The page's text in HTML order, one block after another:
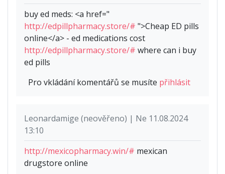
buy ed meds: <a href="
http://edpillpharmacy.store/# ">Cheap ED pills
online</a> - ed medications cost
http://edpillpharmacy.store/# where can i buy
ed pills
Pro vkládání komentářů se musíte přihlásit
Leonardamige (neověřeno) | Ne 11.08.2024
13:10
http://mexicopharmacy.win/# mexican
drugstore online